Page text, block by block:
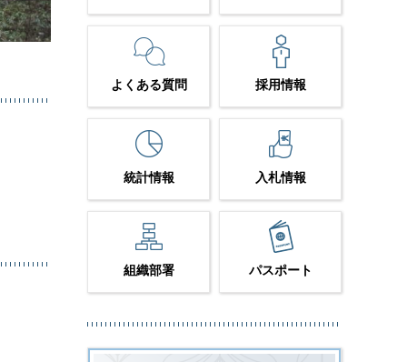
よくある質問 採用情報
統計情報 入札情報
組織部署 パスポート